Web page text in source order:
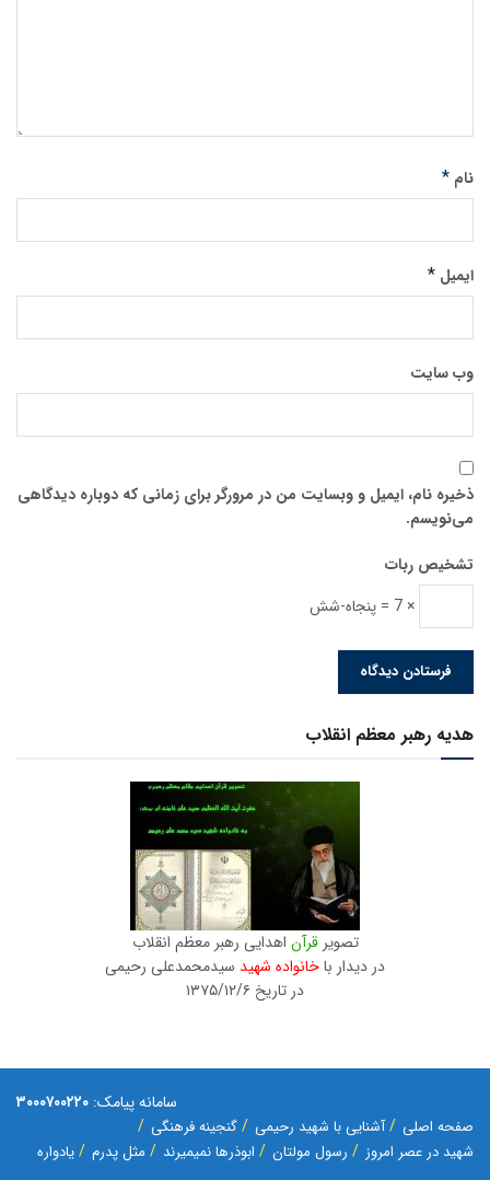
نام *
ایمیل *
وب‌ سایت
ذخیره نام، ایمیل و وبسایت من در مرورگر برای زمانی که دوباره دیدگاهی
می‌نویسم.
تشخیص ربات
× 7 = پنجاه-شش
هدیه رهبر معظم انقلاب
تصویرقرآن اهدایی رهبر معظم انقلاب
در دیدار باخانواده شهید سیدمحمدعلی رحیمی
در تاریخ ۱۳۷۵/۱۲/۶
سامانه پیامک: ۳۰۰۰۷۰۰۲۲۰
صفحه اصلی آشنایی با شهید رحیمی
گنجینه فرهنگی
شهید در عصر امروز
رسول مولتان ابوذرها نمیمیرند مثل پدرم یادواره